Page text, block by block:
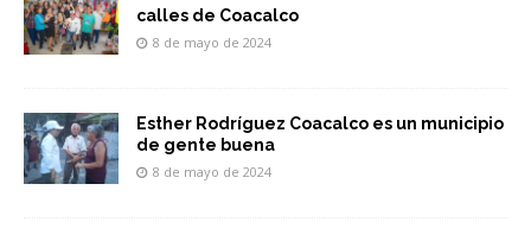
calles de Coacalco
8 de mayo de 2024
Esther Rodríguez Coacalco es un municipio
de gente buena
8 de mayo de 2024